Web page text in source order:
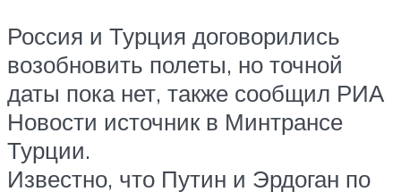
Россия и Турция договорились
возобновить полеты, но точной
даты пока нет, также сообщил РИА
Новости источник в Минтрансе
Турции.
Известно, что Путин и Эрдоган по